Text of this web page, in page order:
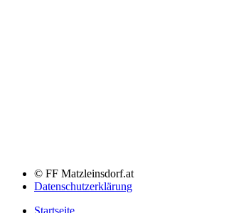
© FF Matzleinsdorf.at
Datenschutzerklärung
Startseite